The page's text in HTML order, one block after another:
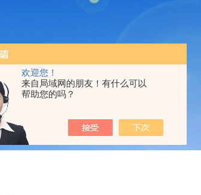
欢迎您！
来自局域网的朋友！有什么可以
帮助您的吗？